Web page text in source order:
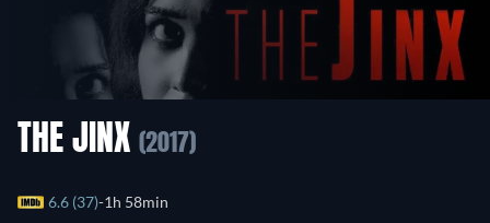
THE JINX (2017)
6.6 (37) 1h 58min